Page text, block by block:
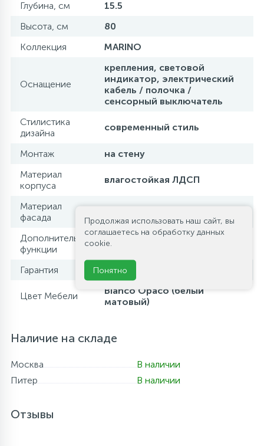
Глубина, см
15.5
Высота, см
80
Коллекция
MARINO
Оснащение
крепления, световой
индикатор, электрический
кабель / полочка /
сенсорный выключатель
Стилистика
дизайна
современный стиль
Монтаж
на стену
Материал
корпуса
влагостойкая ЛДСП
Материал
фасада
Дополнительные
функции
подсветка
Гарантия 1 год
Цвет Мебели
Bianco Opaco (белый
матовый)
Наличие на складе
Москва
В наличии
Питер
В наличии
Отзывы
Продолжая использовать наш сайт, вы
соглашаетесь на обработку данных
cookie.
Понятно